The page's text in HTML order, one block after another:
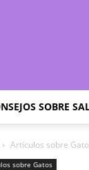
SOBRE
Artículos sobre
sobre Gatos